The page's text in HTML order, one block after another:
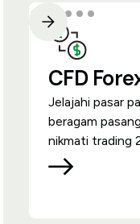
CFD
Jelajahi pasar
beragam
nikmati trading